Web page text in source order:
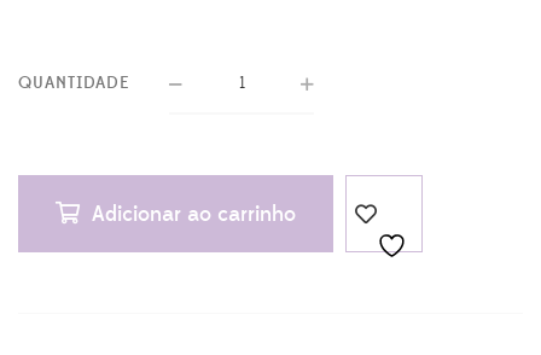
QUANTIDADE
Adicionar ao carrinho